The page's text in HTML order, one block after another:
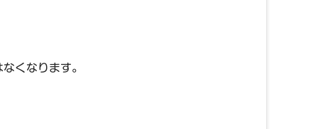
くなります。